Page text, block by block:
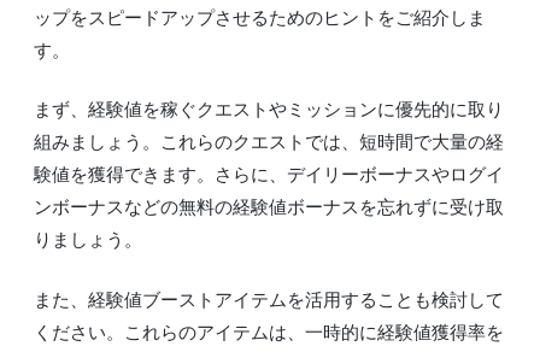
ップをスピードアップさせるためのヒントをご紹介しま
す。
まず、経験値を稼ぐクエストやミッションに優先的に取り
組みましょう。これらのクエストでは、短時間で大量の経
験値を獲得できます。さらに、デイリーボーナスやログイ
ンボーナスなどの無料の経験値ボーナスを忘れずに受け取
りましょう。
また、経験値ブーストアイテムを活用することも検討して
ください。これらのアイテムは、一時的に経験値獲得率を